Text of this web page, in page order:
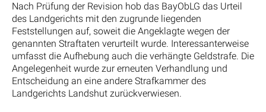
Nach Prüfung der Revision hob das BayObLG das Urteil
des Landgerichts mit den zugrunde liegenden
Feststellungen auf, soweit die Angeklagte wegen der
genannten Straftaten verurteilt wurde. Interessanterweise
umfasst die Aufhebung auch die verhängte Geldstrafe. Die
Angelegenheit wurde zur erneuten Verhandlung und
Entscheidung an eine andere Strafkammer des
Landgerichts Landshut zurückverwiesen.